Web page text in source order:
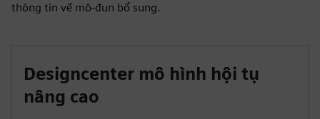
thông tin về mô-đun bổ sung.
Designcenter mô hình hội tụ
nâng cao